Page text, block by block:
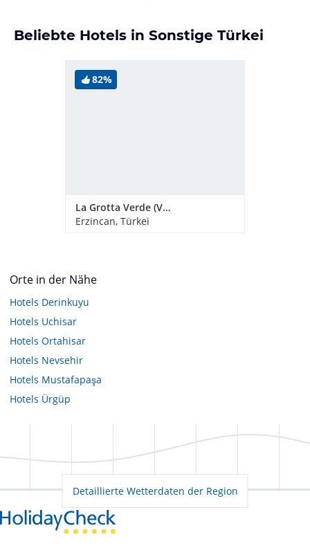
Beliebte Hotels in Sonstige Türkei
82%
La Grotta Verde (Vorgänger-Hotel - existiert nicht mehr)
Erzincan, Türkei
Orte in der Nähe
Hotels Derinkuyu
Hotels Uchisar
Hotels Ortahisar
Hotels Nevsehir
Hotels Mustafapaşa
Hotels Ürgüp
Detaillierte Wetterdaten der Region